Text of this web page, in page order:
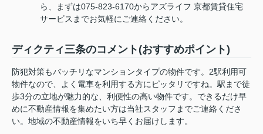
ら、まずは075-823-6170からアズライフ 京都賃貸住宅
サービスまでお気軽にご連絡ください。
ディクティ三条のコメント(おすすめポイント)
防犯対策もバッチリなマンションタイプの物件です。2駅利用可
物件なので、よく電車を利用する方にピッタリですね。駅まで徒
歩3分の立地が魅力的な、利便性の高い物件です。できるだけ早
めに不動産情報を集めたい方は当社スタッフまでご連絡くださ
い。地域の不動産情報をいち早くお届けします。